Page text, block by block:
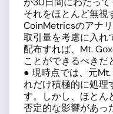
それをほとんど無視
CoinMetricsのアナ
取引量を考慮に入れ
配布すれば、Mt.
ことができるべきだ
● 現時点では、元
れだけ積極的に処理
す。しかし、ほとん
否定的な影響があっ